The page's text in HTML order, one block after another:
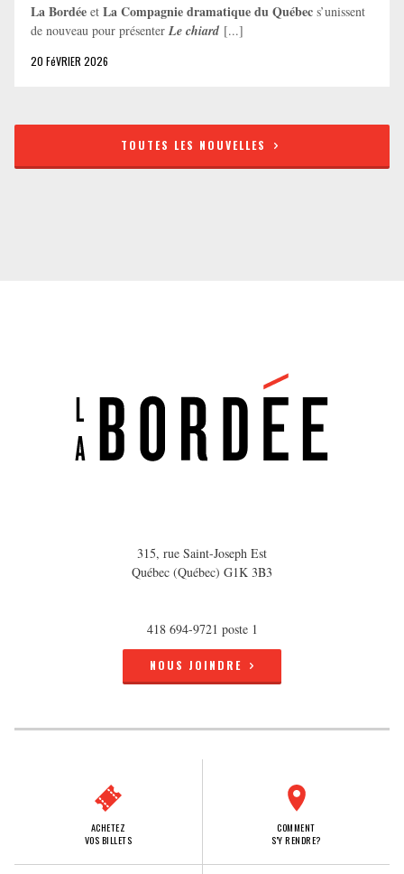
La Bordée et La Compagnie dramatique du Québec s’unissent
de nouveau pour présenter Le chiard [...]
20 FéVRIER 2026
TOUTES LES NOUVELLES
315, rue Saint-Joseph Est
Québec (Québec) G1K 3B3
418 694-9721 poste 1
NOUS JOINDRE
ACHETEZ
VOS BILLETS
COMMENT
S'Y RENDRE?